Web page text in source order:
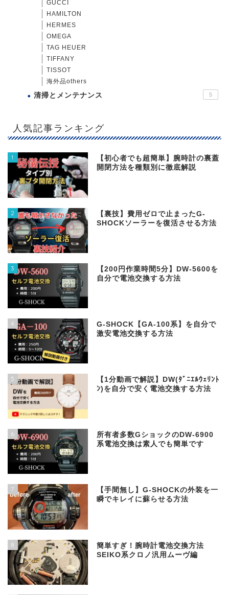
GUCCI
HAMILTON
HERMES
OMEGA
TAG HEUER
TIFFANY
TISSOT
海外品others
清掃とメンテナンス 5
人気記事ランキング
1
【初心者でも超簡単】腕時計の裏蓋
開閉方法を種類別に徹底解説
2
【裏技】費用ゼロで止まったG-
SHOCKソーラーを復活させる方法
3
【200円作業時間5分】DW‐5600を
自分で電池交換する方法
4
G-SHOCK【GA-100系】を自分で
激安電池交換する方法
5
【1分動画で解説】DW(ﾀﾞﾆｴﾙｳｪﾘﾝﾄ
ﾝ)を自分で安く電池交換する方法
6
所有者多数GショックのDW-6900
系電池交換は素人でも簡単です
7
【手間無し】G-SHOCKの外装を一
瞬でキレイに蘇らせる方法
8
簡単すぎ！腕時計電池交換方法
SEIKO系クロノ汎用ムーヴ編